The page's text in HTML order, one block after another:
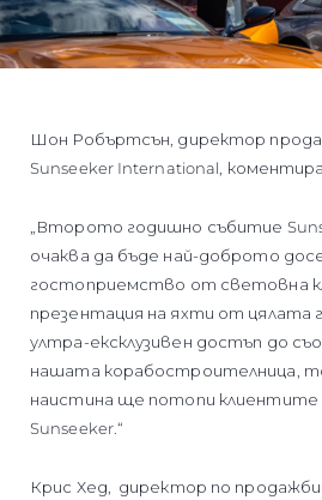
Шон Робъртсън, директор
Sunseeker International,
„Второто годишно събитие
очаква да бъде най-доброто
гостоприемство от световна
презентация на яхти от цялата
ултра-ексклузивен достъп до
нашата корабостроителница,
наистина ще потопи клиентите
Sunseeker.“
Крис Хед, директор по